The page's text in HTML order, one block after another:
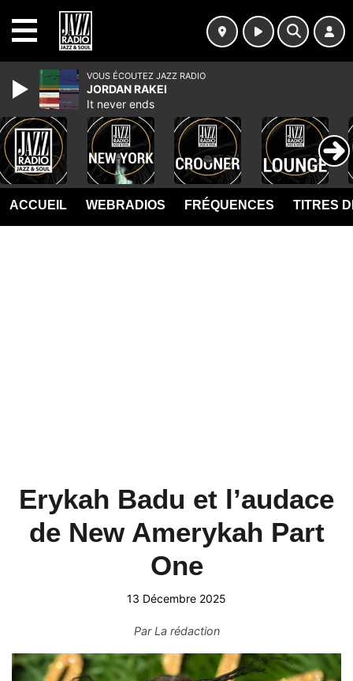
ACCUEIL WEBRADIOS FRÉQUENCES TITRES
Erykah Badu et l’audace
de New Amerykah Part
One
13 Décembre 2025
ParLa rédaction
VOUS ÉCOUTEZ JAZZ RADIO
JORDAN RAKEI
It never ends